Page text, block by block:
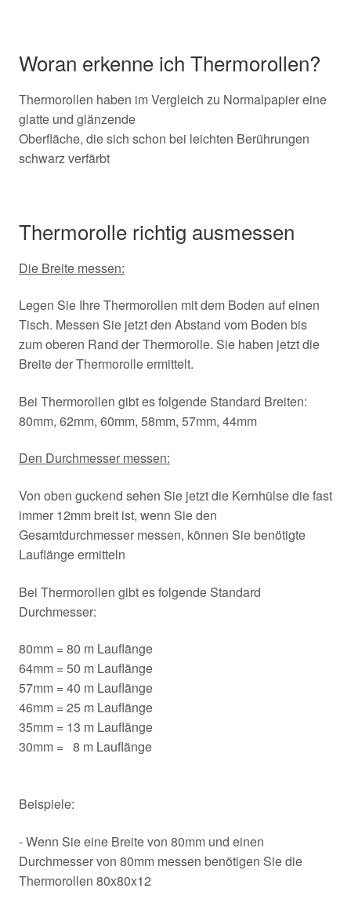
Woran erkenne ich Thermorollen?
Thermorollen haben im Vergleich zu Normalpapier eine
glatte und glänzende
Oberfläche, die sich schon bei leichten Berührungen
schwarz verfärbt
Thermorolle richtig ausmessen
Die Breite messen:
Legen Sie Ihre Thermorollen mit dem Boden auf einen
Tisch. Messen Sie jetzt den Abstand vom Boden bis
zum oberen Rand der Thermorolle. Sie haben jetzt die
Breite der Thermorolle ermittelt.
Bei Thermorollen gibt es folgende Standard Breiten:
80mm, 62mm, 60mm, 58mm, 57mm, 44mm
Den Durchmesser messen:
Von oben guckend sehen Sie jetzt die Kernhülse die fast
immer 12mm breit ist, wenn Sie den
Gesamtdurchmesser messen, können Sie benötigte
Lauflänge ermitteln
Bei Thermorollen gibt es folgende Standard
Durchmesser:
80mm = 80 m Lauflänge
64mm = 50 m Lauflänge
57mm = 40 m Lauflänge
46mm = 25 m Lauflänge
35mm = 13 m Lauflänge
30mm = 8 m Lauflänge
Beispiele:
- Wenn Sie eine Breite von 80mm und einen
Durchmesser von 80mm messen benötigen Sie die
Thermorollen 80x80x12